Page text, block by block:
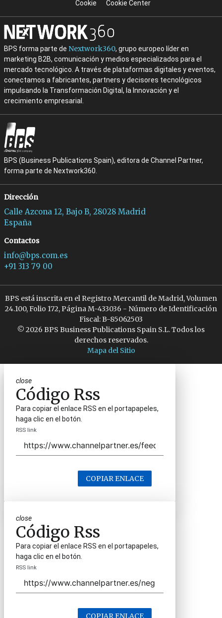
Cookie
Cookie Center
BPS forma parte de Nextwork360, grupo europeo líder en
marketing B2B, comunicación y medios especializados para el
mercado tecnológico. A través de plataformas digitales y eventos,
conectamos a fabricantes, partners y decisores tecnológicos
impulsando la Transformación Digital, la Innovación y el
crecimiento empresarial.
BPS (Business Publications Spain), editora de Channel Partner,
forma parte de Nextwork360.
Dirección
Calle Azcona 12, Bajo B, 28028 Madrid
España
Contactos
info@bps.com.es
+91 313 79 00
BPS está inscrita en el Registro Mercantil de Madrid, Volumen
24.100, Folio 172, Página M-433036 - Número de Identificación
Fiscal: B-85062503
© 2026 BPS Business Publications Spain S.L. Todos los
derechos reservados.
Mapa del Sitio
close
Código Rss
Para copiar el enlace RSS en el portapapeles,
haga clic en el botón.
RSS link
COPIAR ENLACE
close
Código Rss
Para copiar el enlace RSS en el portapapeles,
haga clic en el botón.
RSS link
COPIAR ENLACE